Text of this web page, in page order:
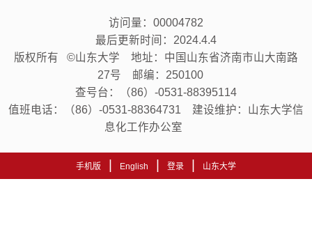
访问量： 00004782
最后更新时间： 2024.4.4
版权所有 ©山东大学 地址：中国山东省济南市山大南路
27号 邮编：250100
查号台：（86）-0531-88395114
值班电话：（86）-0531-88364731 建设维护：山东大学信
息化工作办公室
手机版 | English | 登录 | 山东大学